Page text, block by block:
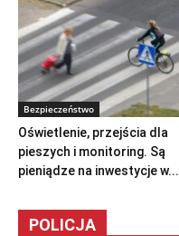
Bezpieczeństwo
Oświetlenie, przejścia dla
pieszych i monitoring. Są
pieniądze na inwestycje w...
POLICJA